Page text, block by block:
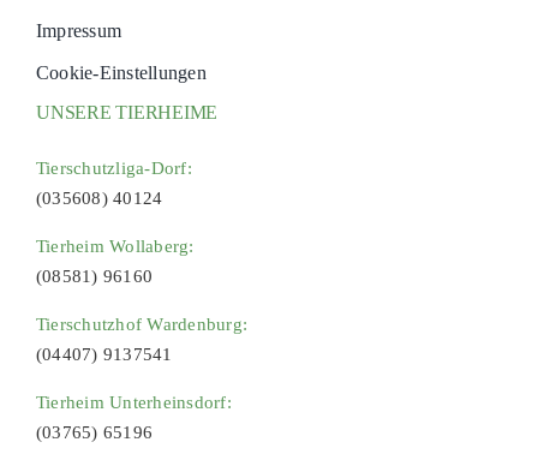
Impressum
Cookie-Einstellungen
UNSERE TIERHEIME
Tierschutzliga-Dorf:
(035608) 40124
Tierheim Wollaberg:
(08581) 96160
Tierschutzhof Wardenburg:
(04407) 9137541
Tierheim Unterheinsdorf:
(03765) 65196